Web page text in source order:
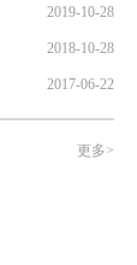
2019-10-28
2018-10-28
2017-06-22
更多>